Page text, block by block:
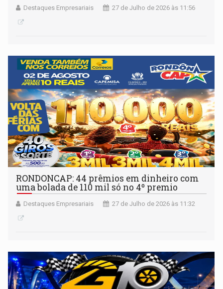
Destaques Empresariais 27 de Julho de 2026 às 11:56
RONDONCAP: 44 prêmios em dinheiro com
uma bolada de 110 mil só no 4º premio
Destaques Empresariais 27 de Julho de 2026 às 11:32